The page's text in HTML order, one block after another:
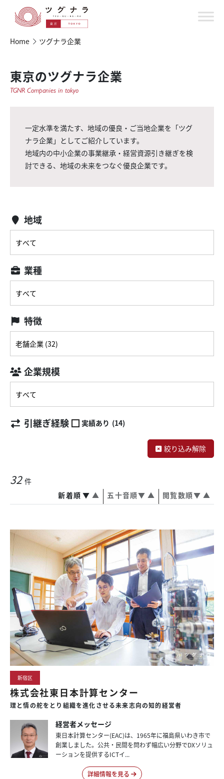
Home ツグナラ企業
東京のツグナラ企業
TGNR Companies in tokyo
一定水準を満たす、地域の優良・ご当地企業を「ツグ
ナラ企業」としてご紹介しています。
地域内の中小企業の事業継承・経営資源引き継ぎを検
討できる、地域の未来をつなぐ優良企業です。
地域
業種
特徴
企業規模
引継ぎ経験 実績あり (14)
絞り込み解除
32 件
▲
新着順 ▼ ▲
五十音順▼ ▲
閲覧数順▼
新宿区
株式会社東日本計算センター
理と情の舵をとり組織を進化させる未来志向の知的経営者
経営者メッセージ
東日本計算センター(EAC)は、1965年に福島県いわき市で
創業しました。公共・民間を問わず幅広い分野でDXソリュ
ーションを提供するICTイ...
詳細情報を見る